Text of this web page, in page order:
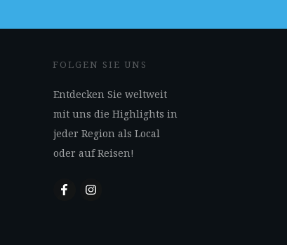
FOLGEN SIE UNS
Entdecken Sie weltweit
mit uns die Highlights in
jeder Region als Local
oder auf Reisen!